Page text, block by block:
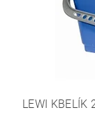
LEWI KBELÍK